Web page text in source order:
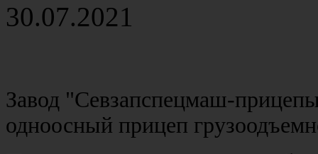
30.07.2021
Завод "Севзапспецмаш-
одноосный прицеп